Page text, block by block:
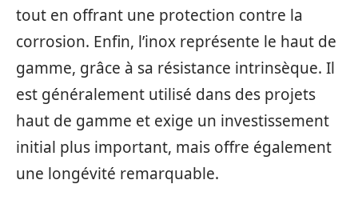
tout en offrant une protection contre la
corrosion. Enfin, l’inox représente le haut de
gamme, grâce à sa résistance intrinsèque. Il
est généralement utilisé dans des projets
haut de gamme et exige un investissement
initial plus important, mais offre également
une longévité remarquable.